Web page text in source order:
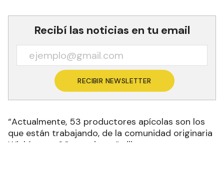
Recibí las noticias en tu email
RECIBIR NEWSLETTER
“Actualmente, 53 productores apícolas son los
que están trabajando, de la comunidad originaria
Wichí en un 90 por ciento”, dijo.